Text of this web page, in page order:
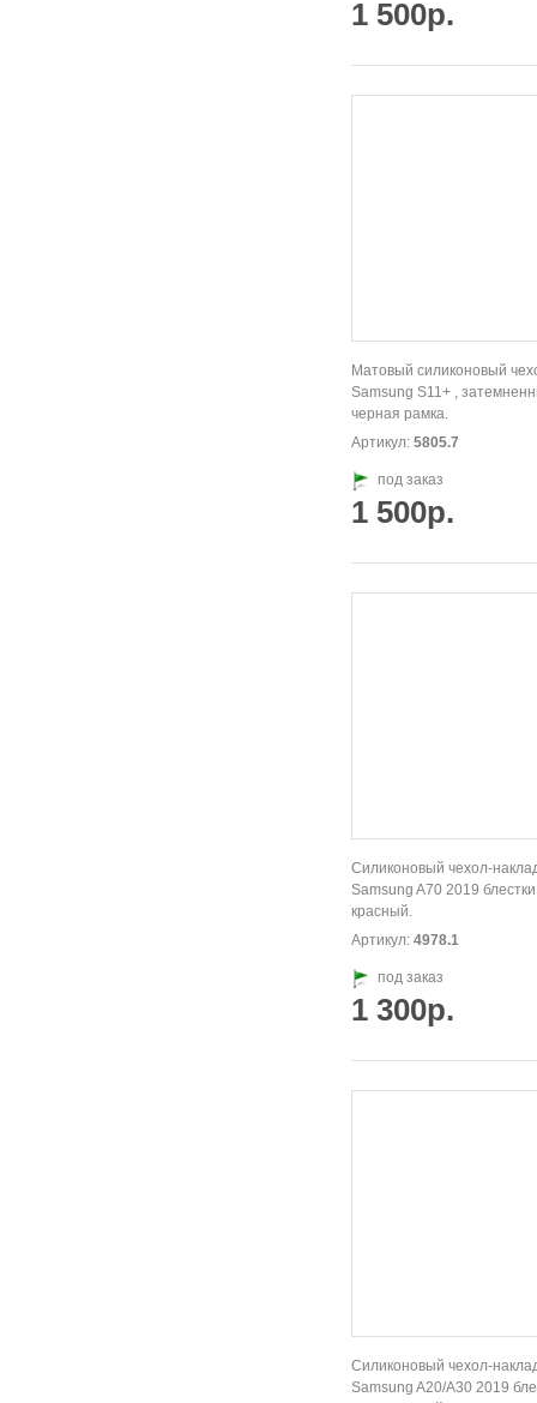
1 500р.
Матовый силиконовый
Samsung S11+ ,
черная рамка.
Артикул: 5805.7
под заказ
1 500р.
Силиконовый чехол-
Samsung A70 2019
красный.
Артикул: 4978.1
под заказ
1 300р.
Силиконовый чехол-
Samsung A20/А30 2019